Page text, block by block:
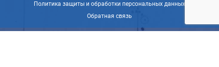
Политика защиты и обработки персональных данных
Обратная связь